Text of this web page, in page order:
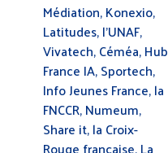
Médiation, Konexio,
Latitudes, l’UNAF,
Vivatech, Céméa, Hub
France IA, Sportech,
Info Jeunes France, la
FNCCR, Numeum,
Share it, la Croix-